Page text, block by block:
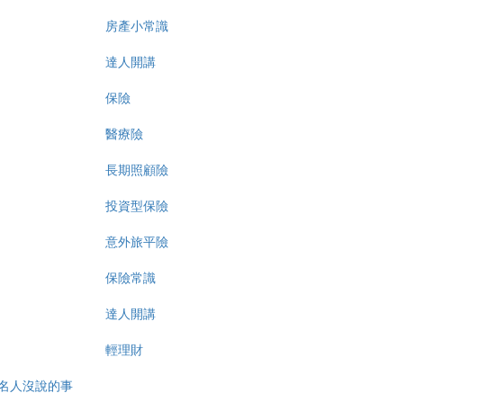
房產小常識
達人開講
保險
醫療險
長期照顧險
投資型保險
意外旅平險
保險常識
達人開講
輕理財
人沒說的事